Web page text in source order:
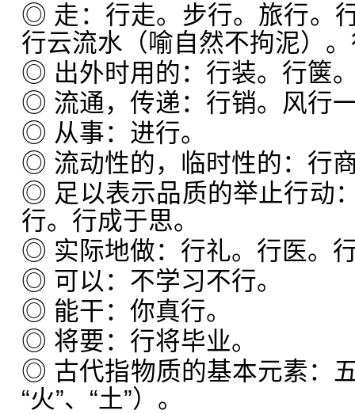
◎ 走：行走。步行。旅行。
行云流水（喻自然不拘泥）
◎ 出外时用的：行装。行箧
◎ 流通，传递：行销。风行
◎ 从事：进行。
◎ 流动性的，临时性的：行
◎ 足以表示品质的举止行动
行。行成于思。
◎ 实际地做：行礼。行医。
◎ 可以：不学习不行。
◎ 能干：你真行。
◎ 将要：行将毕业。
◎ 古代指物质的基本元素：五
“火”、“土”）。